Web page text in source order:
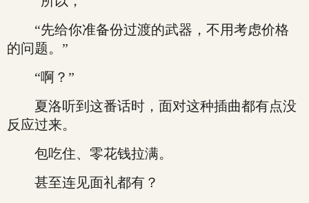
“先给你准备份过渡的武器，不用考虑价格
的问题。”
“啊？”
夏洛听到这番话时，面对这种插曲都有点没
反应过来。
包吃住、零花钱拉满。
甚至连见面礼都有？